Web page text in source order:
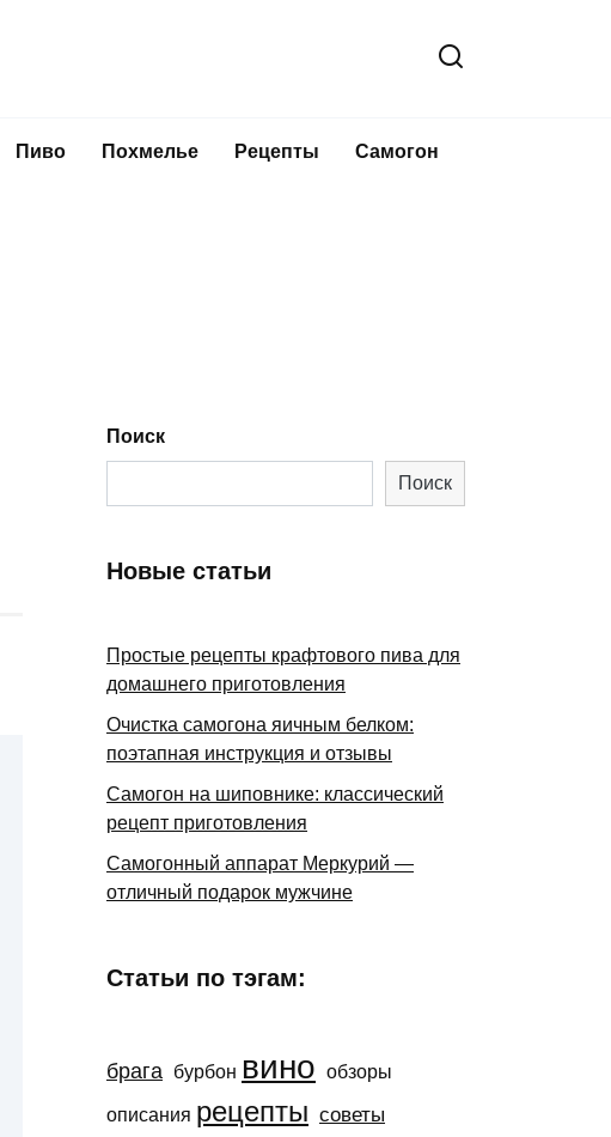
Пиво Похмелье Рецепты Самогон
Поиск
Поиск
Новые статьи
Простые рецепты крафтового пива для
домашнего приготовления
Очистка самогона яичным белком:
поэтапная инструкция и отзывы
Самогон на шиповнике: классический
рецепт приготовления
Самогонный аппарат Меркурий —
отличный подарок мужчине
Статьи по тэгам:
брага бурбон вино обзоры
описания рецепты советы